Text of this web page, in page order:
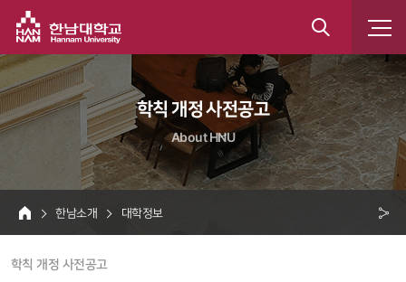
통
합
검
색
학칙 개정 사전공고
About HNU
HOME
한남소개 대학정보
학칙 개정 사전공고